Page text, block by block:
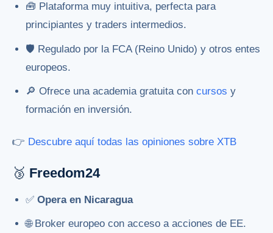
🧰 Plataforma muy intuitiva, perfecta para
principiantes y traders intermedios.
🛡️ Regulado por la FCA (Reino Unido) y otros entes
europeos.
🔎 Ofrece una academia gratuita concursos y
formación en inversión.
👉 Descubre aquí todas las opiniones sobre XTB
🥉 Freedom24
✅Opera en Nicaragua
🌐 Broker europeo con acceso a acciones de EE.